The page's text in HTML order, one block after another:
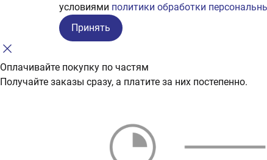
условиями политики обработки
Принять
Оплачивайте покупку по частям
Получайте заказы сразу, а платите за них постепенно.